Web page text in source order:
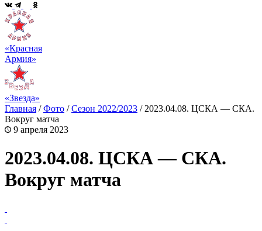
«Красная
Армия»
«Звезда»
Главная /Фото /Сезон 2022/2023 / 2023.04.08. ЦСКА — СКА.
Вокруг матча
9 апреля 2023
2023.04.08. ЦСКА — СКА.
Вокруг матча